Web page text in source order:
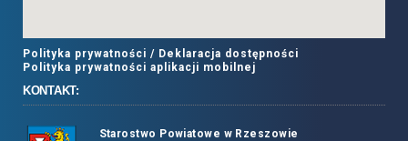
Polityka prywatności / Deklaracja dostępności
Polityka prywatności aplikacji mobilnej
KONTAKT:
Starostwo Powiatowe w Rzeszowie